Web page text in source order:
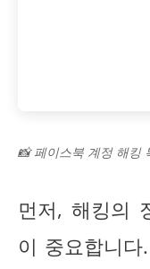
📸 페이스북 계정 해킹
먼저, 해킹의
이 중요합니